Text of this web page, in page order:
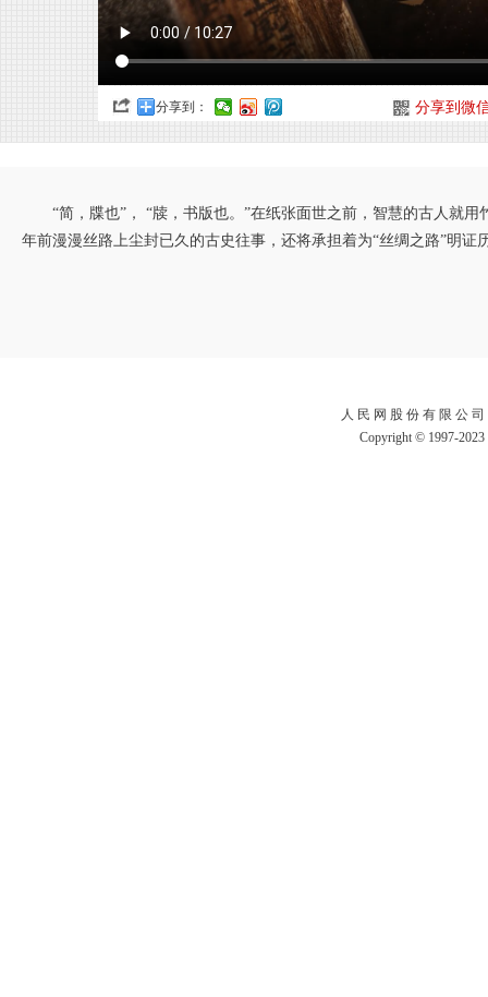
分享到： 分享到微
“简，牒也”， “牍，书版也。”在纸张面世之前，智慧的古人就
年前漫漫丝路上尘封已久的古史往事，还将承担着为“丝绸之路”明证
人 民 网 股 份 有 限 公
Copyright © 1997-2023